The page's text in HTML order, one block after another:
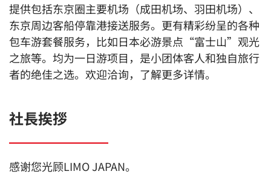
提供包括东京圈主要机场（成田机场、羽田机场）、
东京周边客船停靠港接送服务。更有精彩纷呈的各种
包车游套餐服务，比如日本必游景点“富士山”观光
之旅等。均为一日游项目，是小团体客人和独自旅行
者的绝佳之选。欢迎洽询，了解更多详情。
社長挨拶
感谢您光顾LIMO JAPAN。